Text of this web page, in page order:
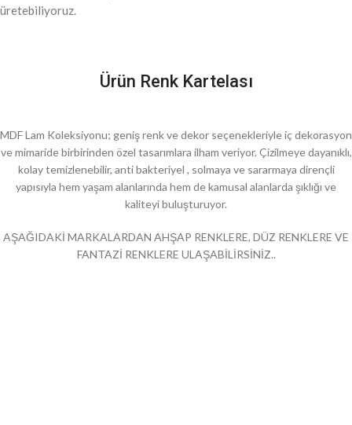
üretebiliyoruz.
Ürün Renk Kartelası
MDF Lam Koleksiyonu; geniş renk ve dekor seçenekleriyle iç dekorasyon
ve mimaride birbirinden özel tasarımlara ilham veriyor. Çizilmeye dayanıklı,
kolay temizlenebilir, anti bakteriyel , solmaya ve sararmaya dirençli
yapısıyla hem yaşam alanlarında hem de kamusal alanlarda şıklığı ve
kaliteyi buluşturuyor.
AŞAĞIDAKİ MARKALARDAN AHŞAP RENKLERE, DÜZ RENKLERE VE
FANTAZİ RENKLERE ULAŞABİLİRSİNİZ..